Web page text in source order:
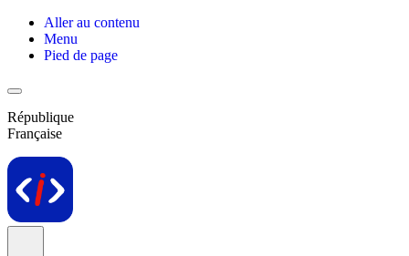
Aller au contenu
Menu
Pied de page
République
Française